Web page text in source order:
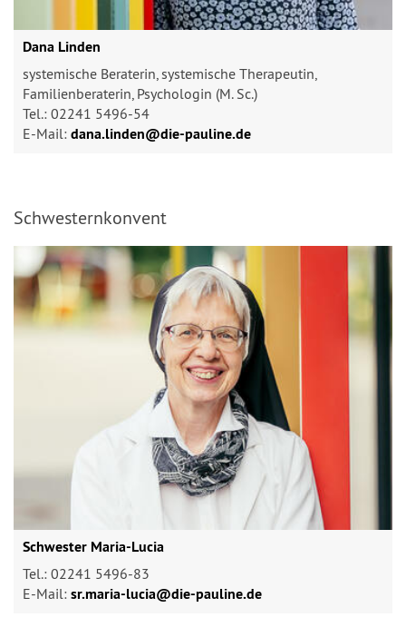
Dana Linden
systemische Beraterin, systemische Therapeutin,
Familienberaterin, Psychologin (M. Sc.)
Tel.: 02241 5496-54
E-Mail: dana.linden@​die-pauline.de
Schwesternkonvent
Schwester Maria-Lucia
Tel.: 02241 5496-83
E-Mail: sr.maria-lucia@​die-pauline.de